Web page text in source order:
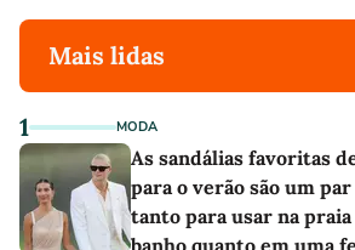
Mais lidas
1 MODA
As sandálias favoritas
para o verão são um
tanto para usar na
banho quanto em uma